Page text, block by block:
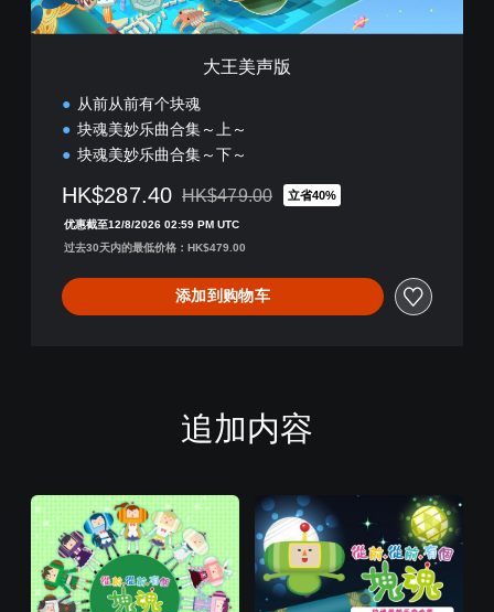
大王美声版
从前从前有个块魂
块魂美妙乐曲合集～上～
块魂美妙乐曲合集～下～
HK$287.40 从原价HK$479.00折扣优惠
HK$479.00 立省40%
优惠截至12/8/2026 02:59 PM UTC
过去30天内的最低价格：HK$479.00
添加到购物车
追加内容